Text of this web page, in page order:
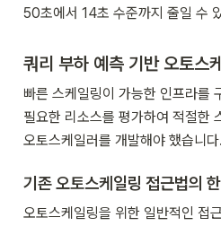
50초에서 14초 수준까지 줄일 수
쿼리 부하 예측 기반 오토스
빠른 스케일링이 가능한 인프라를
필요한 리소스를 평가하여 적절한
오토스케일러를 개발해야 했습니다.
기존 오토스케일링 접근법의
오토스케일링을 위한 일반적인 접